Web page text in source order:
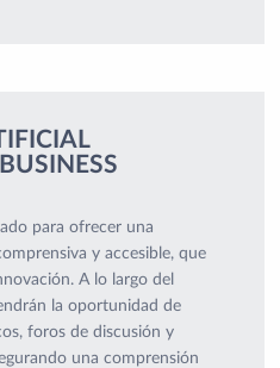
para ofrecer una
y accesible, que
A lo largo del
la oportunidad de
foros de discusión y
una comprensión